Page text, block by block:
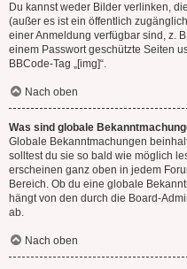
Du kannst weder Bilder verlinken,
(außer es ist ein öffentlich
einer Anmeldung verfügbar sind, z.
einem Passwort geschützte Seiten
BBCode-Tag „[img]“.
Nach oben
Was sind globale
Globale Bekanntmachungen
solltest du sie so bald wie möglich
erscheinen ganz oben in jedem
Bereich. Ob du eine globale
hängt von den durch die Board-
ab.
Nach oben